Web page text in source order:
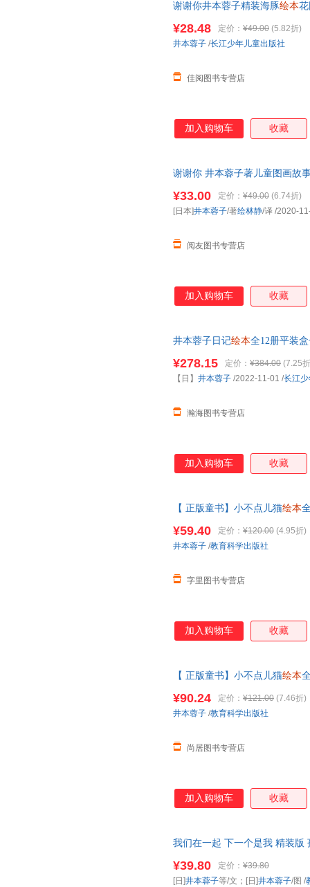
谢谢你井本蓉子精装海豚绘本
¥28.48 定价： ¥49.00 (5.82折)
佳阅图书专营店
井本蓉子 /长江少年儿童出版社
加入购物车 收藏
谢谢你 井本蓉子著儿童图画故
¥33.00 定价： ¥49.00 (6.74折)
阅友图书专营店
[日本]井本蓉子/著绘林静/译 /2020-
加入购物车 收藏
井本蓉子日记绘本全12册平装
客服】
¥278.15 定价： ¥384.00 (7.25
瀚海图书专营店
【日】 井本蓉子 /2022-11-01 /长江
加入购物车 收藏
【 正版童书】小不点儿猫绘本
¥59.40 定价： ¥120.00 (4.95折)
字里图书专营店
井本蓉子 /教育科学出版社
加入购物车 收藏
【 正版童书】小不点儿猫绘本
¥90.24 定价： ¥121.00 (7.46折)
尚居图书专营店
井本蓉子 /教育科学出版社
加入购物车 收藏
我们在一起 下一个是我 精装版
¥39.80 定价： ¥39.80
[日]井本蓉子等/文；[日]井本蓉子/图 /